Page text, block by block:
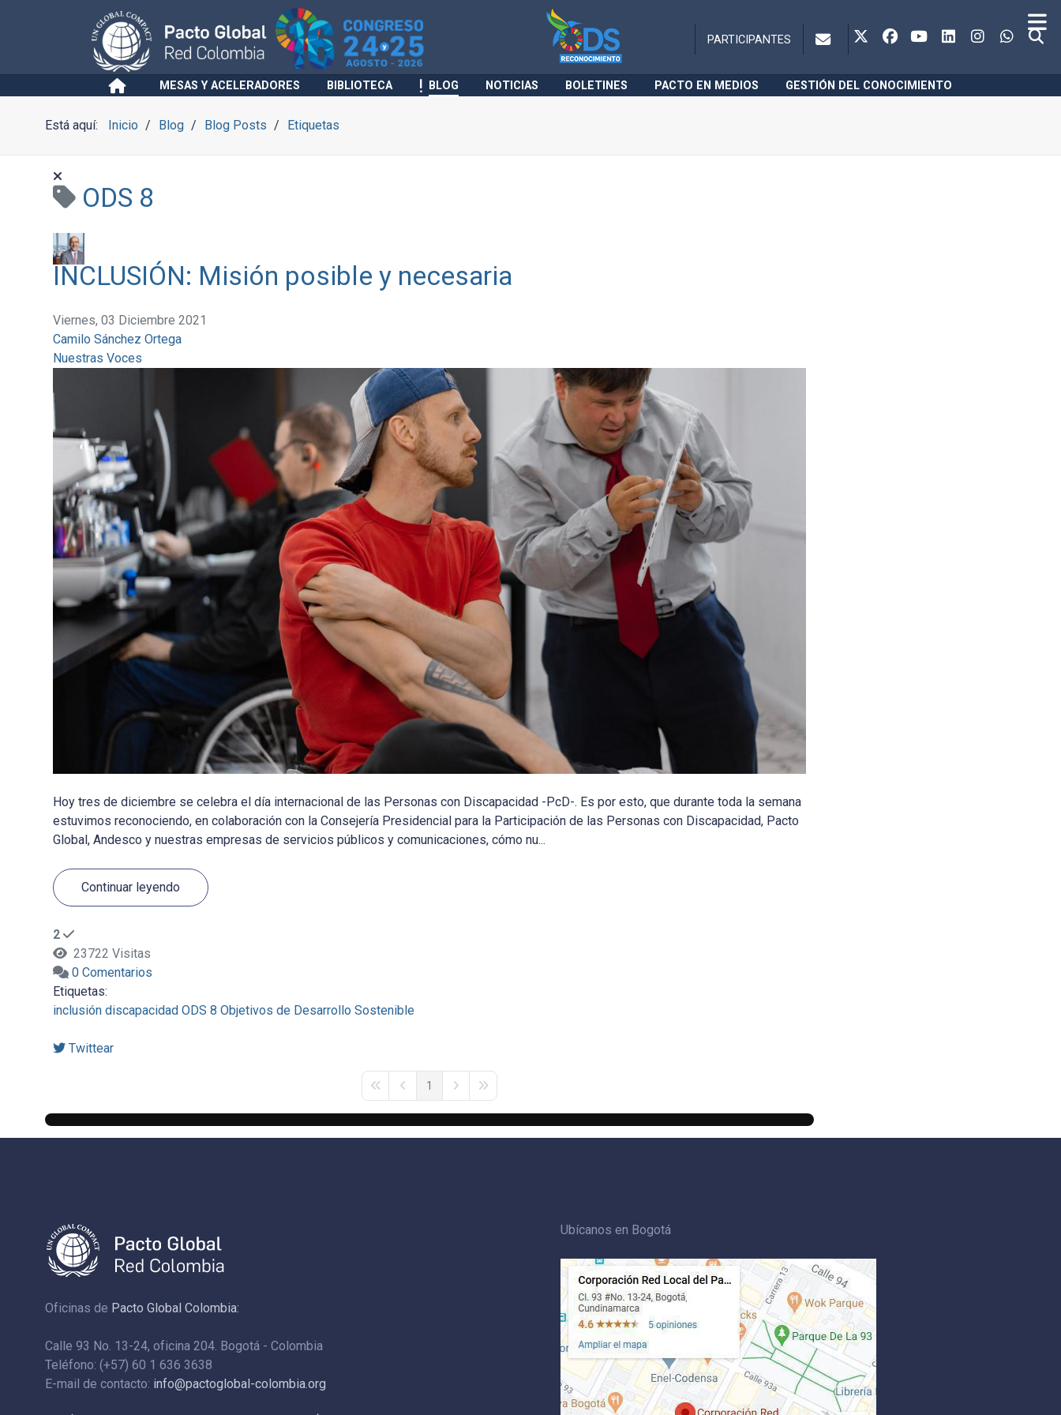
PARTICIPANTES
MESAS Y ACELERADORES BIBLIOTECA BLOG NOTICIAS BOLETINES PACTO EN MEDIOS GESTIÓN DEL CONOCIMIENTO
Está aquí: Inicio Blog Blog Posts Etiquetas
ODS 8
INCLUSIÓN: Misión posible y necesaria
Viernes, 03 Diciembre 2021
Camilo Sánchez Ortega
Nuestras Voces
Hoy tres de diciembre se celebra el día internacional de las Personas con Discapacidad -PcD-. Es por esto, que durante toda la semana
estuvimos reconociendo, en colaboración con la Consejería Presidencial para la Participación de las Personas con Discapacidad, Pacto
Global, Andesco y nuestras empresas de servicios públicos y comunicaciones, cómo nu...
Continuar leyendo
2
23722 Visitas
0 Comentarios
Etiquetas:
inclusión discapacidad ODS 8 Objetivos de Desarrollo Sostenible
Twittear
First PagePrevious Page
1
Next PageLast Page
Oficinas de Pacto Global Colombia:
Calle 93 No. 13-24, oficina 204. Bogotá - Colombia
Teléfono: (+57) 60 1 636 3638
E-mail de contacto: info@pactoglobal-colombia.org
Ubícanos en Bogotá